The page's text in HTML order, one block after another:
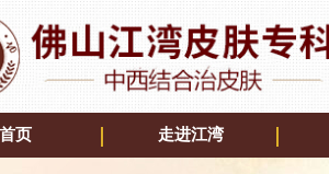
首页 走进江湾